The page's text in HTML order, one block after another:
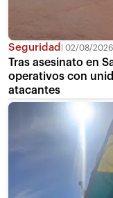
Seguridad 02/08/
Tras asesinato en
operativos con
atacantes